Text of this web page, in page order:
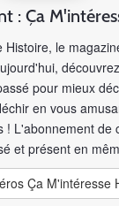
: Ça
Histoire, le
pour mieux
en vous
! L'abonnement de
et présent en
Ça M'intéresse